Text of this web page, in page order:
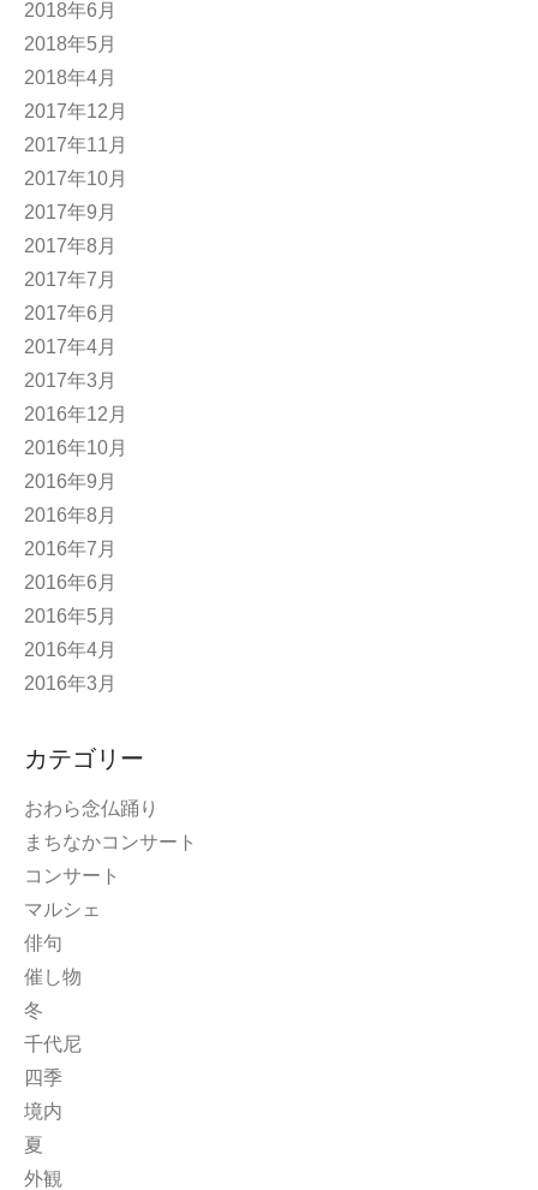
2018年6月
2018年5月
2018年4月
2017年12月
2017年11月
2017年10月
2017年9月
2017年8月
2017年7月
2017年6月
2017年4月
2017年3月
2016年12月
2016年10月
2016年9月
2016年8月
2016年7月
2016年6月
2016年5月
2016年4月
2016年3月
カテゴリー
おわら念仏踊り
まちなかコンサート
コンサート
マルシェ
俳句
催し物
冬
千代尼
四季
境内
夏
外観